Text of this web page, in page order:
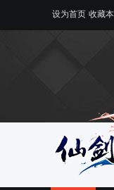
设为首页 收藏